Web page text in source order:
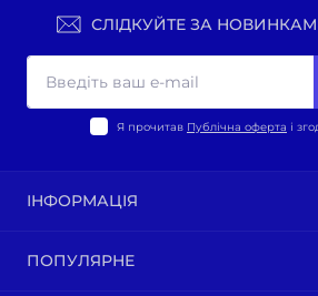
СЛІДКУЙТЕ ЗА
Я прочитав Публічна оферта і
ІНФОРМАЦІЯ
Політика конфіденційності
ПОПУЛЯРНЕ